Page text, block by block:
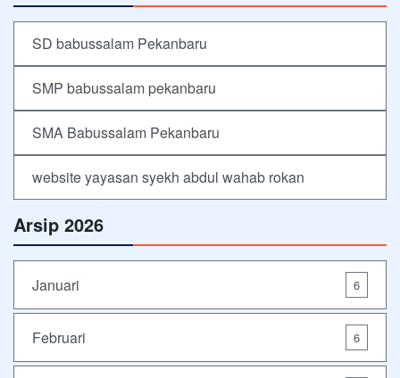
SD babussalam Pekanbaru
SMP babussalam pekanbaru
SMA Babussalam Pekanbaru
website yayasan syekh abdul wahab rokan
Arsip 2026
Januari 6
Februari 6